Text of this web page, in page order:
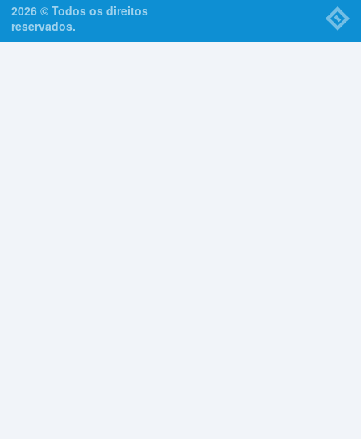
2026 © Todos os direitos
reservados.